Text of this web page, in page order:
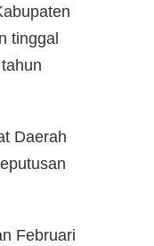
tinggal
Daerah
Februari